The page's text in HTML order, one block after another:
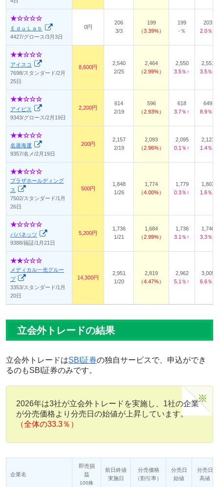
ＥｄｕＬａｂ
4427/グロース/3月3日
0円
206
3/3
199
3.39%
199
-％
203
2.0％↑
アイスコ
7698/スタンダード/2月
25日
8,600円
2,540
2/25
2,464
2.99%
2,550
3.5％↑
2,551
3.5％↑
アイビス
9343/グロース/2月19日
2,200円
614
2/19
596
2.93%
618
3.7％↑
649
8.9％↑
名港海運
9357/名メ/2月19日
200円
2,157
2/19
2,093
2.96%
2,095
0.1％↑
2,123
1.4％↑
プラザホールディング
ス
7502/スタンダード/1月
26日
500円
1,848
1/26
1,774
4.00%
1,779
0.3％↑
1,803
1.6％↑
パパネッツ
9388/福証/1月21日
5,200円
1,736
1/21
1,684
2.99%
1,736
3.1％↑
1,740
3.3％↑
メディカル一光グルー
プ
3353/スタンダード/1月
20日
14,300円
2,951
1/20
2,819
4.47%
2,962
5.1％↑
3,005
6.6％↑
立会外トレードの結果
立会外トレードはSBI証券の独自サービスで、申込ができ
るのもSBI証券のみです。
2026年は3社が立会外トレードを実施し、1社の企業
が分売価格より分売日の始値が上昇しています。
（全体の33.3％）
企業名
即売損
益
100株
前日終値
実施日
分売価格
（割引率）
分売日
始値
分売日
高値